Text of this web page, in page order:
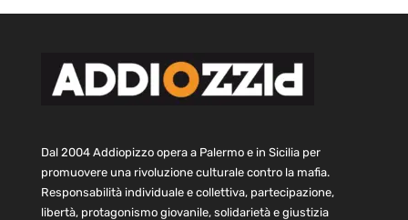
Dal 2004 Addiopizzo opera a Palermo e in Sicilia per
promuovere una rivoluzione culturale contro la mafia.
Responsabilità individuale e collettiva, partecipazione,
libertà, protagonismo giovanile, solidarietà e giustizia